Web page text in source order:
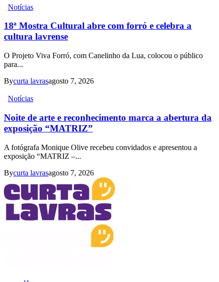
Notícias
18ª Mostra Cultural abre com forró e celebra a
cultura lavrense
O Projeto Viva Forró, com Canelinho da Lua, colocou o público
para...
Bycurta lavrasagosto 7, 2026
Notícias
Noite de arte e reconhecimento marca a abertura da
exposição “MATRIZ”
A fotógrafa Monique Olive recebeu convidados e apresentou a
exposição “MATRIZ –...
Bycurta lavrasagosto 7, 2026